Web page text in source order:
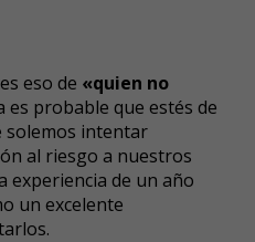
eso de «quien no
es probable que estés de
solemos intentar
al riesgo a nuestros
experiencia de un año
un excelente